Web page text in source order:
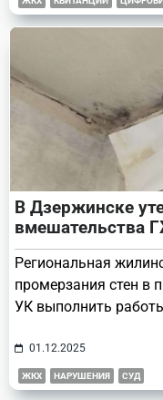
В Дзержинске
вмешательства
Региональная
промерзания стен в
УК выполнить
01.12.2025
ЖКХ НАРУШЕНИЯ СУД